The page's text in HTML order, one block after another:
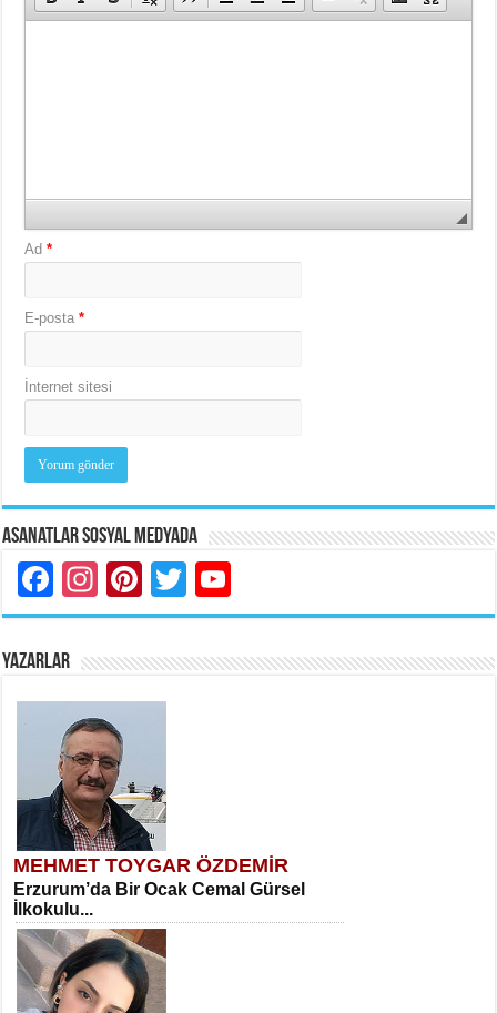
Ad*
E-posta*
İnternet sitesi
Asanatlar Sosyal Medyada
Facebook
Instagram
Pinterest
Twitter
YAZARLAR
MEHMET TOYGAR ÖZDEMİR
Erzurum’da Bir Ocak Cemal Gürsel
İlkokulu...